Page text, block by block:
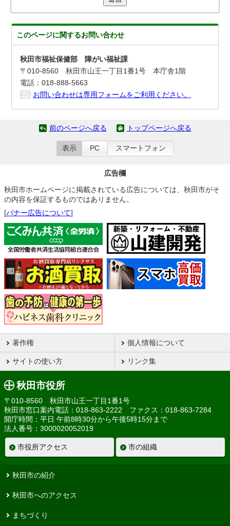
このページに関するお問い合わせ
秋田市福祉保健部 障がい福祉課
〒010-8560 秋田市山王一丁目1番1号 本庁舎1階
電話：018-888-5663
お問い合わせは専用フォームをご利用ください。
前のページへ戻る トップページへ戻る
表示 PC スマートフォン
広告欄
秋田市ホームページに掲載されている広告については、秋田市がそ
の内容を保証するものではありません。
[バナー広告について]
著作権 個人情報について
サイトの使い方 リンク集
秋田市役所
〒010-8560 秋田市山王一丁目1番1号
秋田市窓口案内電話：018-863-2222 ファクス：018-863-7284
開庁時間：平日 午前8時30分から午後5時15分まで
法人番号：3000020052019
市役所アクセス 市の組織
秋田市の紹介
秋田市へのアクセス
まちづくり